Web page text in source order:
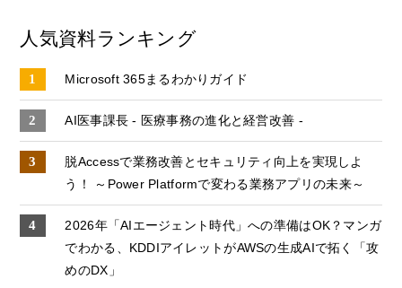
人気資料ランキング
Microsoft 365まるわかりガイド
AI医事課長 - 医療事務の進化と経営改善 -
脱Accessで業務改善とセキュリティ向上を実現しよ
う！ ～Power Platformで変わる業務アプリの未来～
2026年「AIエージェント時代」への準備はOK？マンガ
でわかる、KDDIアイレットがAWSの生成AIで拓く「攻
めのDX」